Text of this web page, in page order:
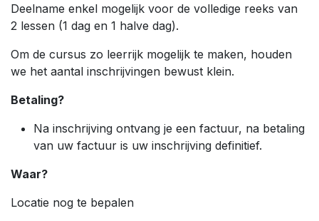
Deelname enkel mogelijk voor de volledige reeks van
2 lessen (1 dag en 1 halve dag).
Om de cursus zo leerrijk mogelijk te maken, houden
we het aantal inschrijvingen bewust klein.
Betaling?
Na inschrijving ontvang je een factuur, na betaling
van uw factuur is uw inschrijving definitief.
Waar?
Locatie nog te bepalen